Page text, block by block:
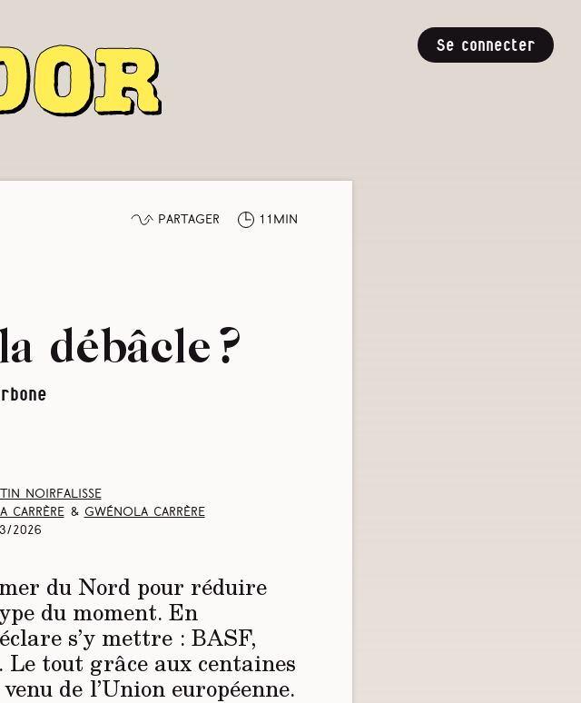
Se connecter
Partager 11min
débâcle ?
Noirfalisse
Carrère& Gwénola Carrère
2026
du Nord pour réduire
du moment. En
s’y mettre : BASF,
tout grâce aux centaines
de l’Union européenne.